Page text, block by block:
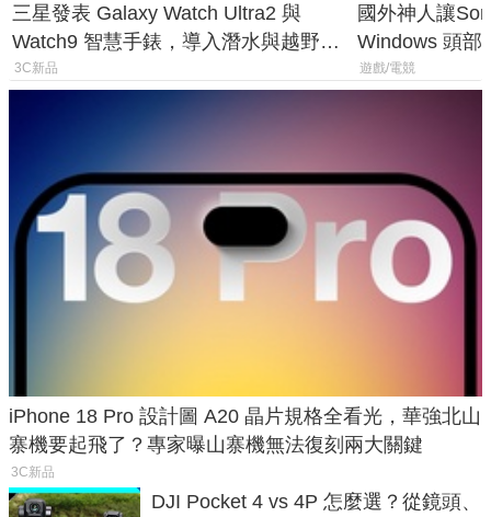
三星發表 Galaxy Watch Ultra2 與
Watch9 智慧手錶，導入潛水與越野跑
導航功能
3C新品
國外神人讓
Windows 頭部
飛行超有感
遊戲/電競
iPhone 18 Pro 設計圖 A20 晶片規格全看光，華強北山
寨機要起飛了？專家曝山寨機無法復刻兩大關鍵
3C新品
DJI Pocket 4 vs 4P 怎麼選？從鏡頭、